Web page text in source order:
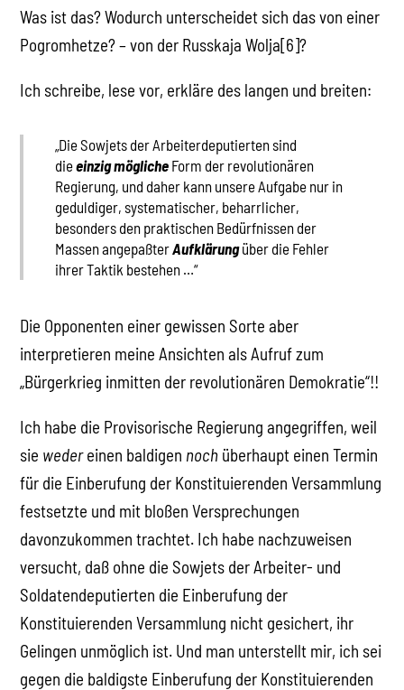
Was ist das? Wodurch unterscheidet sich das von einer
Pogromhetze? – von der Russkaja Wolja[6]?
Ich schreibe, lese vor, erkläre des langen und breiten:
„Die Sowjets der Arbeiterdeputierten sind
dieeinzig möglicheForm der revolutionären
Regierung, und daher kann unsere Aufgabe nur in
geduldiger, systematischer, beharrlicher,
besonders den praktischen Bedürfnissen der
Massen angepaßterAufklärungüber die Fehler
ihrer Taktik bestehen …“
Die Opponenten einer gewissen Sorte aber
interpretieren meine Ansichten als Aufruf zum
„Bürgerkrieg inmitten der revolutionären Demokratie“!!
Ich habe die Provisorische Regierung angegriffen, weil
sie wedereinen baldigen noch überhaupt einen Termin
für die Einberufung der Konstituierenden Versammlung
festsetzte und mit bloßen Versprechungen
davonzukommen trachtet. Ich habe nachzuweisen
versucht, daß ohne die Sowjets der Arbeiter- und
Soldatendeputierten die Einberufung der
Konstituierenden Versammlung nicht gesichert, ihr
Gelingen unmöglich ist. Und man unterstellt mir, ich sei
gegen die baldigste Einberufung der Konstituierenden